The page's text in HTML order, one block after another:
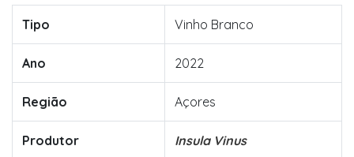
Tipo Vinho Branco
Ano 2022
Região Açores
Produtor Insula Vinus